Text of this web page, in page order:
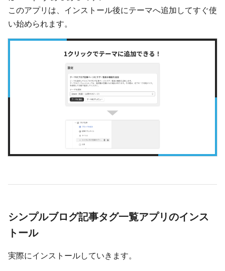
このアプリは、インストール後にテーマへ追加してすぐ使
い始められます。
シンプルブログ記事タグ一覧アプリのインス
トール
実際にインストールしていきます。